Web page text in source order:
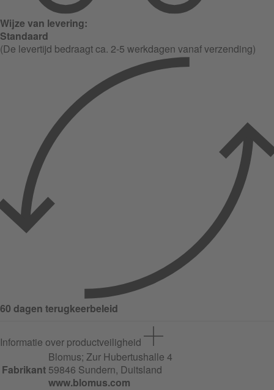
Wijze van levering:
Standaard
(De levertijd bedraagt ca. 2-5 werkdagen vanaf verzending)
60 dagen terugkeerbeleid
Informatie over productveiligheid
Fabrikant
Blomus; Zur Hubertushalle 4
59846 Sundern, Duitsland
www.blomus.com